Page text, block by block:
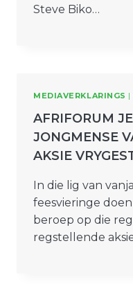
Steve Biko…
MEDIAVERKLARINGS |
AFRIFORUM
JONGMENSE
AKSIE
In die lig van
feesvieringe
beroep op die
regstellende